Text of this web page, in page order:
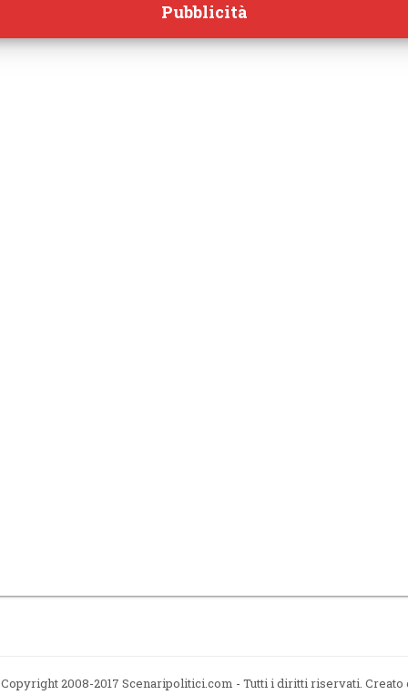
Pubblicità
2008-2017 Scenaripolitici.com - Tutti i diritti riservati. Creato